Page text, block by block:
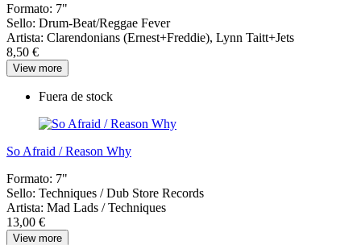
Formato: 7"
Sello: Drum-Beat/Reggae Fever
Artista: Clarendonians (Ernest+Freddie), Lynn Taitt+Jets
8,50 €
View more
Fuera de stock
So Afraid / Reason Why
Formato: 7"
Sello: Techniques / Dub Store Records
Artista: Mad Lads / Techniques
13,00 €
View more